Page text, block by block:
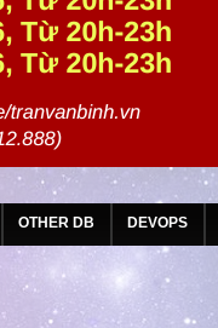
OTHER DB DEVOPS